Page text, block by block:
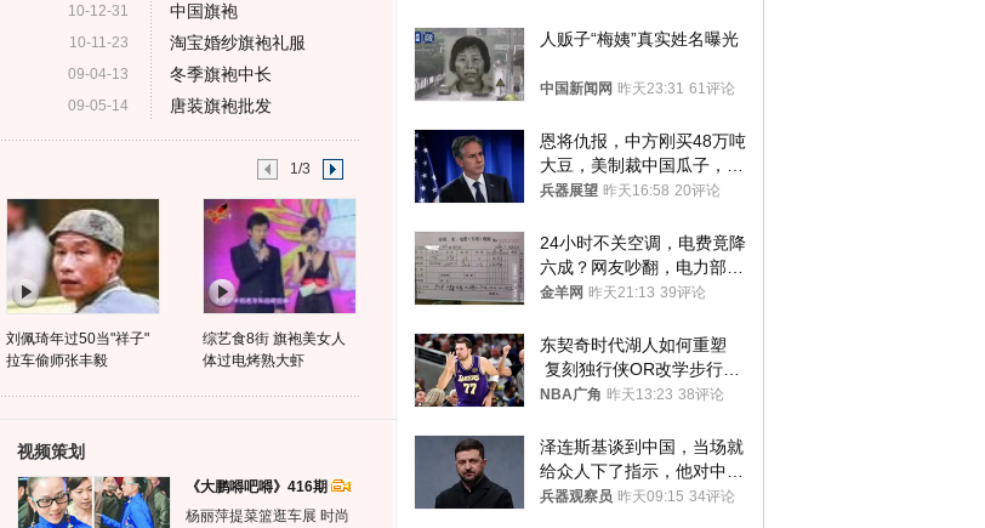
10-12-31
10-11-23
09-04-13
09-05-14
中国旗袍
淘宝婚纱旗袍礼服
冬季旗袍中长
唐装旗袍批发
1/3
刘佩琦年过50当"祥子"
拉车偷师张丰毅
综艺食8街 旗袍美女人
体过电烤熟大虾
视频策划
《大鹏嘚吧嘚》416期
杨丽萍提菜篮逛车展 时尚
人贩子“梅姨”真实姓名曝光
中国新闻网 昨天23:31 61评论
恩将仇报，中方刚买48万吨
大豆，美制裁中国瓜子，布
林肯措辞变了
兵器展望 昨天16:58 20评论
24小时不关空调，电费竟降
六成？网友吵翻，电力部门
回应→
金羊网 昨天21:13 39评论
东契奇时代湖人如何重塑
复刻独行侠OR改学步行
者？
NBA广角 昨天13:23 38评论
泽连斯基谈到中国，当场就
给众人下了指示，他对中国
和中乌关系，显然又有了新
兵器观察员 昨天09:15 34评论